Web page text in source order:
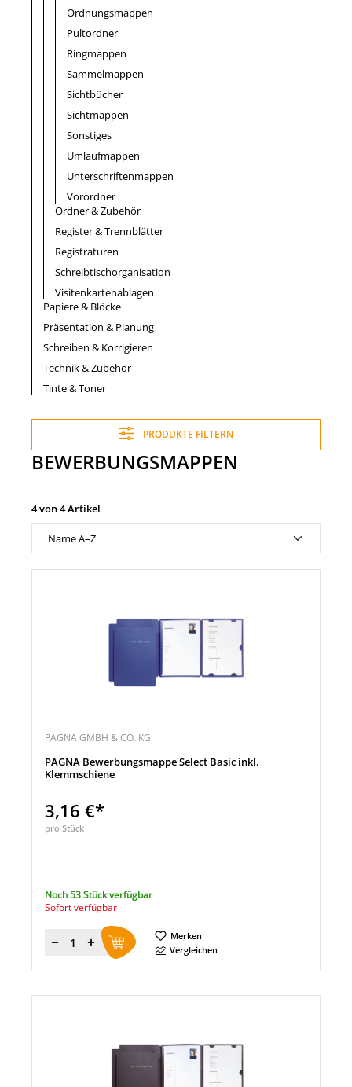
Ordnungsmappen
Pultordner
Ringmappen
Sammelmappen
Sichtbücher
Sichtmappen
Sonstiges
Umlaufmappen
Unterschriftenmappen
Vorordner
Ordner & Zubehör
Register & Trennblätter
Registraturen
Schreibtischorganisation
Visitenkartenablagen
Papiere & Blöcke
Präsentation & Planung
Schreiben & Korrigieren
Technik & Zubehör
Tinte & Toner
PRODUKTE FILTERN
BEWERBUNGSMAPPEN
4 von 4 Artikel
PAGNA GMBH & CO. KG
PAGNA Bewerbungsmappe Select Basic inkl.
Klemmschiene
3,16 €*
pro Stück
Noch 53 Stück verfügbar
Sofort verfügbar
Menge
Merken
Vergleichen